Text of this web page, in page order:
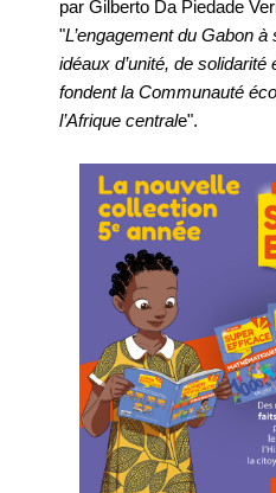
par Gilberto Da Piedade
"L’engagement du Gabon
idéaux d’unité, de solidarité
fondent la Communauté
l’Afrique centrale".